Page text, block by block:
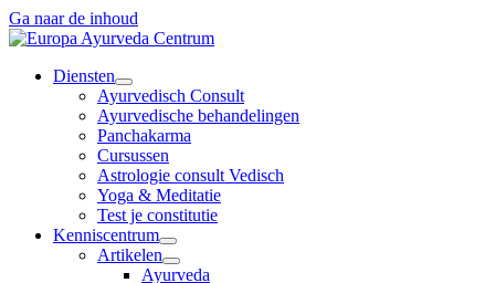
Ga naar de inhoud
Diensten
Ayurvedisch Consult
Ayurvedische behandelingen
Panchakarma
Cursussen
Astrologie consult Vedisch
Yoga & Meditatie
Test je constitutie
Kenniscentrum
Artikelen
Ayurveda